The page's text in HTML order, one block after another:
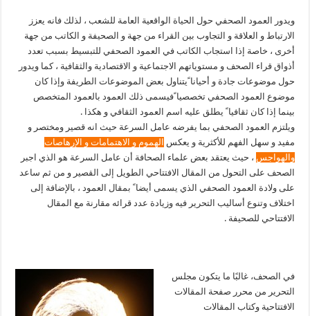
ويدور العمود الصحفي حول الحياة الواقعية العامة للشعب ، لذلك فانه يعزز
الارتباط و العلاقة و التجاوب بين القراء من جهة و الصحيفة و الكاتب من جهة
أخرى ، خاصة إذا استجاب الكاتب في العمود الصحفي للتبسيط بسبب تعدد
أذواق قراء الصحف و مستوياتهم الاجتماعية و الاقتصادية والثقافية ، كما ويدور
حول موضوعات جادة و أحيانا ًيتناول بعض الموضوعات الطريفة وإذا كان
موضوع العمود الصحفي تخصصيا ًفيسمى ذلك العمود بالعمود المتخصص
بينما إذا كان ثقافيا ً يطلق عليه اسم العمود الثقافي و هكذا .
ويلتزم العمود الصحفي بما يفرضه عامل السرعة حيث انه قصير ومختصر و
مفيد و سهل الفهم للأكثرية و يعكس الهموم و الاهتمامات و الإرهاصات
والهواجس ، حيث يعتقد بعض علماء الصحافة أن عامل السرعة هو الذي اجبر
الصحف على التحول من المقال الافتتاحي الطويل إلى القصير و من ثم ساعد
على ولادة العمود الصحفي الذي يسمى أيضا ً بمقال العمود ، بالإضافة إلى
اختلاف وتنوع أساليب التحرير فيه وزيادة عدد قرائه مقارنة مع المقال
الافتتاحي للصحيفة .
في الصحف، غالبًا ما يتكون مجلس
التحرير من محرر صفحة المقالات
الافتتاحية وكتاب المقالات